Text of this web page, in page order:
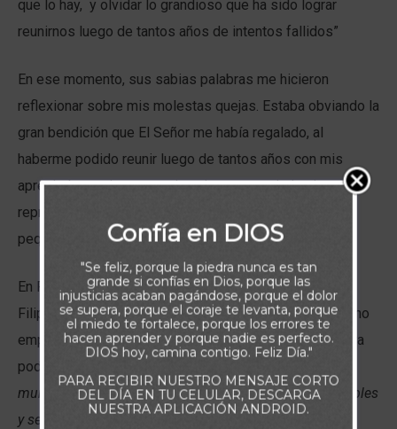
que lo hay, y olvidar lo grandioso que ha sido lograr
reunirnos luego de tantos años de intentos fallidos”
En ese momento, sus sabias palabras me hicieron
reflexionar sobre mis molestas quejas. Estaba obviando la
gran bendición que El Señor me había regalado, al
haberme podido reunir luego de tantos años con mis
apreciados amigos, por situaciones que ni si quiera
representaban una adversidad sino tal vez, alguna
pequeña incomodidad reforzada por mi mal dormir.
En Filipenses 2:14-16 Pablo insta a los creyentes de
Filipos a alejarse de las quejas y murmuraciones, para no
empañar las bendiciones que son fruto del Señor, y para
poder mediante ellas, fortalecer su fe: “
murmuraciones y contiendas, para que seáis irreprensibles
y sencillos, hijos de Dios
Confía en DIOS
"Se feliz, porque la piedra nunca es tan
grande si confías en Dios, porque las
injusticias acaban pagándose, porque el dolor
se supera, porque el coraje te levanta, porque
el miedo te fortalece, porque los errores te
hacen aprender y porque nadie es perfecto.
DIOS hoy, camina contigo. Feliz Día."
PARA RECIBIR NUESTRO MENSAJE CORTO
DEL DÍA EN TU CELULAR, DESCARGA
NUESTRA APLICACIÓN ANDROID.